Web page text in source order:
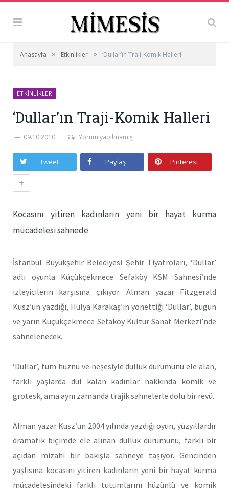
Anasayfa » Etkinlikler » ‘Dullar’ın Traji-Komik Halleri
ETKINLIKLER
‘Dullar’ın Traji-Komik Halleri
09.10.2010 Yorum yapılmamış
Tweet Paylaş Pinterest
+
Kocasını yitiren kadınların yeni bir hayat kurma
mücadelesi sahnede
İstanbul Büyükşehir Belediyesi Şehir Tiyatroları, ‘Dullar’
adlı oyunla Küçükçekmece Sefaköy KSM Sahnesi’nde
izleyicilerin karşısına çıkıyor. Alman yazar Fitzgerald
Kusz’un yazdığı, Hülya Karakaş’ın yönettiği ‘Dullar’, bugün
ve yarın Küçükçekmece Sefaköy Kültür Sanat Merkezi’nde
sahnelenecek.
‘Dullar’, tüm hüznü ve neşesiyle dulluk durumunu ele alan,
farklı yaşlarda dul kalan kadınlar hakkında komik ve
grotesk, ama aynı zamanda trajik sahnelerle dolu bir revü.
Alman yazar Kusz’un 2004 yılında yazdığı oyun, yüzyıllardır
dramatik biçimde ele alınan dulluk durumunu, farklı bir
açıdan mizahi bir bakışla sahneye taşıyor. Gencinden
yaşlısına kocasını yitiren kadınların yeni bir hayat kurma
mücadelesindeki farklı tutumlarını hüzünlü ve komik